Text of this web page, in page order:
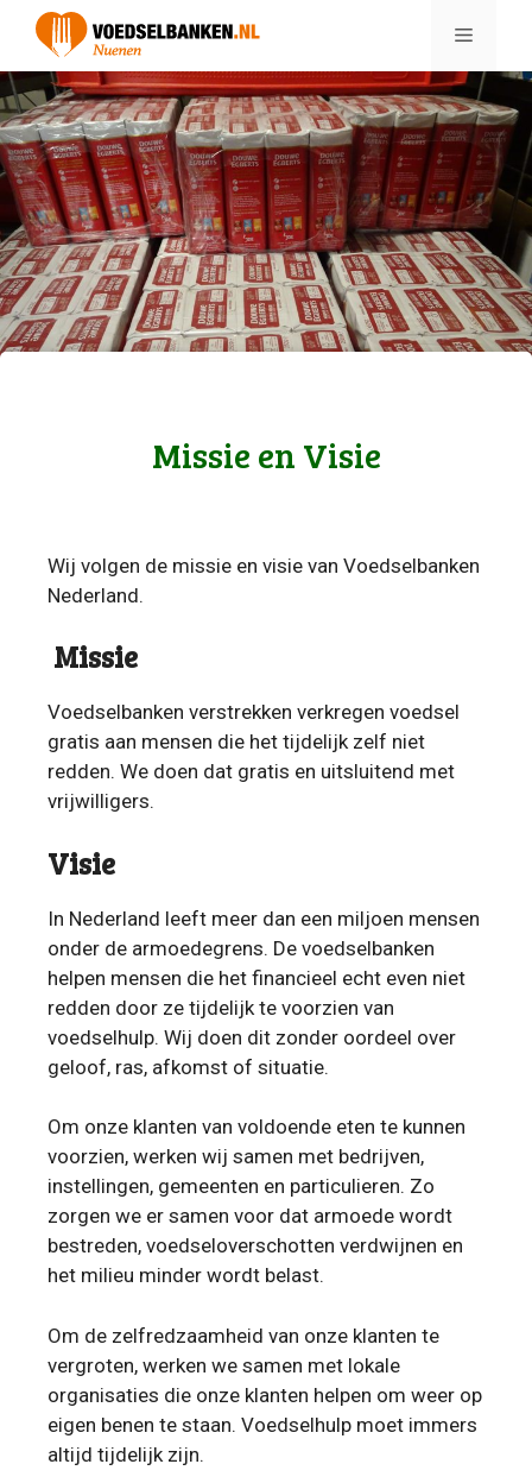
naar
de
inhoud
Menu
Missie en Visie
Wij volgen de missie en visie van Voedselbanken
Nederland.
Missie
Voedselbanken verstrekken verkregen voedsel
gratis aan mensen die het tijdelijk zelf niet
redden. We doen dat gratis en uitsluitend met
vrijwilligers.
Visie
In Nederland leeft meer dan een miljoen mensen
onder de armoedegrens. De voedselbanken
helpen mensen die het financieel echt even niet
redden door ze tijdelijk te voorzien van
voedselhulp. Wij doen dit zonder oordeel over
geloof, ras, afkomst of situatie.
Om onze klanten van voldoende eten te kunnen
voorzien, werken wij samen met bedrijven,
instellingen, gemeenten en particulieren. Zo
zorgen we er samen voor dat armoede wordt
bestreden, voedseloverschotten verdwijnen en
het milieu minder wordt belast.
Om de zelfredzaamheid van onze klanten te
vergroten, werken we samen met lokale
organisaties die onze klanten helpen om weer op
eigen benen te staan. Voedselhulp moet immers
altijd tijdelijk zijn.